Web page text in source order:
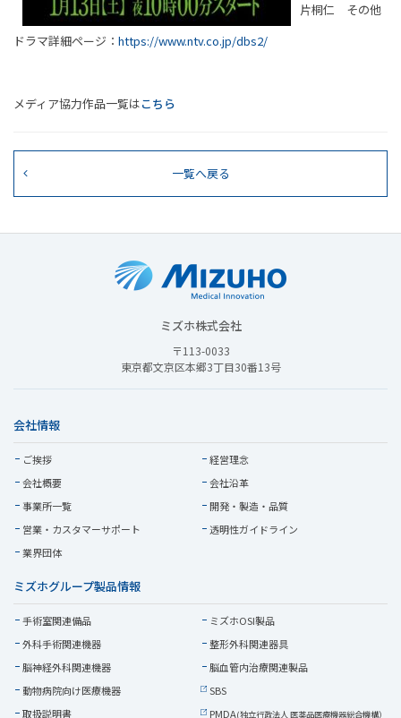
片桐仁 その他
ドラマ詳細ページ： https://www.ntv.co.jp/dbs2/
メディア協力作品一覧はこちら
一覧へ戻る
ミズホ株式会社
〒113-0033
東京都文京区本郷3丁目30番13号
会社情報
ご挨拶
経営理念
会社概要
会社沿革
事業所一覧
開発・製造・品質
営業・ カスタマーサポート
透明性ガイドライン
業界団体
ミズホグループ製品情報
手術室関連備品
ミズホOSI製品
外科手術関連機器
整形外科関連器具
脳神経外科関連機器
脳血管内治療関連製品
動物病院向け医療機器
SBS
取扱説明書
PMDA(独立行政法人 医薬品医療機器総合機構）